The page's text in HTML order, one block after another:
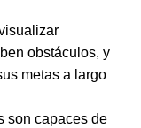
obstáculos, y
metas a largo
son capaces de